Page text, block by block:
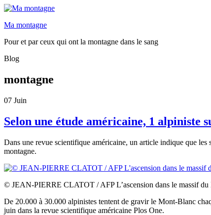
Ma montagne
Pour et par ceux qui ont la montagne dans le sang
Blog
montagne
07 Juin
Selon une étude américaine, 1 alpiniste
Dans une revue scientifique américaine, un article indique que
montagne.
© JEAN-PIERRE CLATOT / AFP L’ascension dans le massif
De 20.000 à 30.000 alpinistes tentent de gravir le Mont-Blanc
juin dans la revue scientifique américaine Plos One.